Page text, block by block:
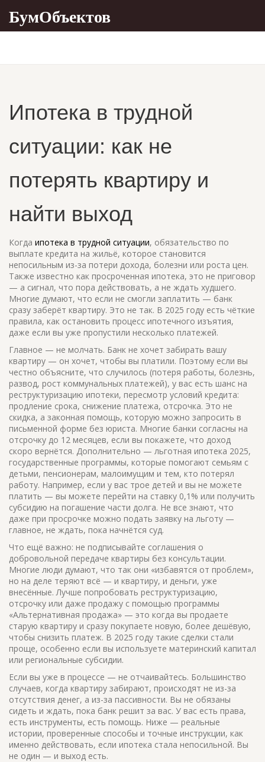
БумОбъектов
Ипотека в трудной
ситуации: как не
потерять квартиру и
найти выход
Когда ипотека в трудной ситуации, обязательство по
выплате кредита на жильё, которое становится
непосильным из-за потери дохода, болезни или роста цен.
Также известно как просроченная ипотека, это не приговор
— а сигнал, что пора действовать, а не ждать худшего.
Многие думают, что если не смогли заплатить — банк
сразу заберёт квартиру. Это не так. В 2025 году есть чёткие
правила, как остановить процесс ипотечного изъятия,
даже если вы уже пропустили несколько платежей.
Главное — не молчать. Банк не хочет забирать вашу
квартиру — он хочет, чтобы вы платили. Поэтому если вы
честно объясните, что случилось (потеря работы, болезнь,
развод, рост коммунальных платежей), у вас есть шанс на
реструктуризацию ипотеки, пересмотр условий кредита:
продление срока, снижение платежа, отсрочка. Это не
скидка, а законная помощь, которую можно запросить в
письменной форме без юриста. Многие банки согласны на
отсрочку до 12 месяцев, если вы покажете, что доход
скоро вернётся. Дополнительно — льготная ипотека 2025,
государственные программы, которые помогают семьям с
детьми, пенсионерам, малоимущим и тем, кто потерял
работу. Например, если у вас трое детей и вы не можете
платить — вы можете перейти на ставку 0,1% или получить
субсидию на погашение части долга. Не все знают, что
даже при просрочке можно подать заявку на льготу —
главное, не ждать, пока начнётся суд.
Что ещё важно: не подписывайте соглашения о
добровольной передаче квартиры без консультации.
Многие люди думают, что так они «избавятся от проблем»,
но на деле теряют всё — и квартиру, и деньги, уже
внесённые. Лучше попробовать реструктуризацию,
отсрочку или даже продажу с помощью программы
«Альтернативная продажа» — это когда вы продаете
старую квартиру и сразу покупаете новую, более дешёвую,
чтобы снизить платеж. В 2025 году такие сделки стали
проще, особенно если вы используете материнский капитал
или региональные субсидии.
Если вы уже в процессе — не отчаивайтесь. Большинство
случаев, когда квартиру забирают, происходят не из-за
отсутствия денег, а из-за пассивности. Вы не обязаны
сидеть и ждать, пока банк решит за вас. У вас есть права,
есть инструменты, есть помощь. Ниже — реальные
истории, проверенные способы и точные инструкции, как
именно действовать, если ипотека стала непосильной. Вы
не один — и выход есть.